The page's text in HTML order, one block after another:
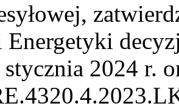
Energetyki
2024 r.